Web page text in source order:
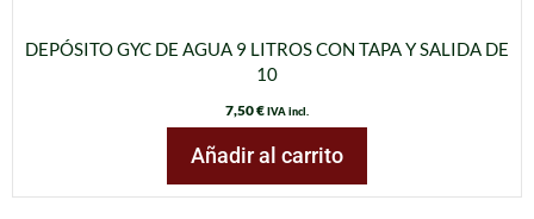
DEPÓSITO GYC DE AGUA 9 LITROS CON TAPA Y SALIDA DE
10
7,50€IVA incl.
Añadir al carrito